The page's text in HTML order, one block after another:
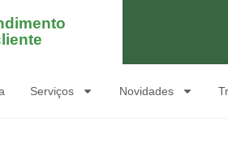
Serviços Novidades